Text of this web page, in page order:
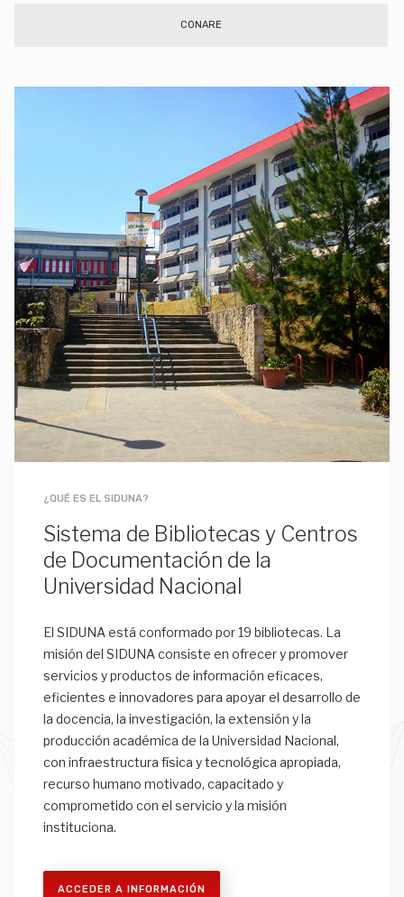
CONARE
¿QUÉ ES EL SIDUNA?
Sistema de Bibliotecas y Centros
de Documentación de la
Universidad Nacional
El SIDUNA está conformado por 19 bibliotecas. La
misión del SIDUNA consiste en ofrecer y promover
servicios y productos de información eficaces,
eficientes e innovadores para apoyar el desarrollo de
la docencia, la investigación, la extensión y la
producción académica de la Universidad Nacional,
con infraestructura física y tecnológica apropiada,
recurso humano motivado, capacitado y
comprometido con el servicio y la misión
instituciona.
ACCEDER A INFORMACIÓN